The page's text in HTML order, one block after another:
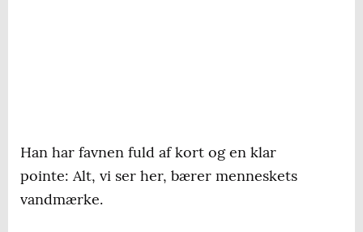
Han har favnen fuld af kort og en klar
pointe: Alt, vi ser her, bærer menneskets
vandmærke.